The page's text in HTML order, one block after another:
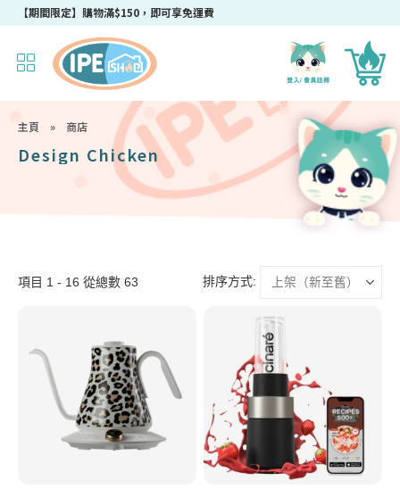
【期間限定】購物滿$150，即可享免運費
成為IPEshop會員，新會員即可獲得迎新$50購物優惠碼！
主頁 » 商店
Design Chicken
項目 1 - 16 從總數 63 排序方式: